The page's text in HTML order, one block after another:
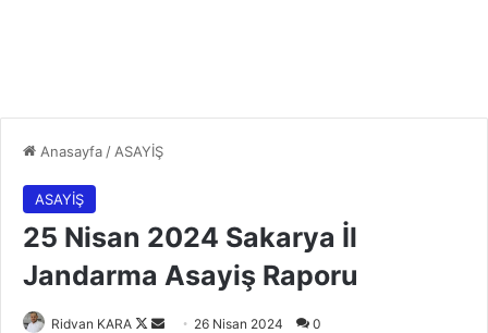
Anasayfa / ASAYİŞ
ASAYİŞ
25 Nisan 2024 Sakarya İl
Jandarma Asayiş Raporu
Ridvan KARA
Follow
Bir
26 Nisan 2024 0